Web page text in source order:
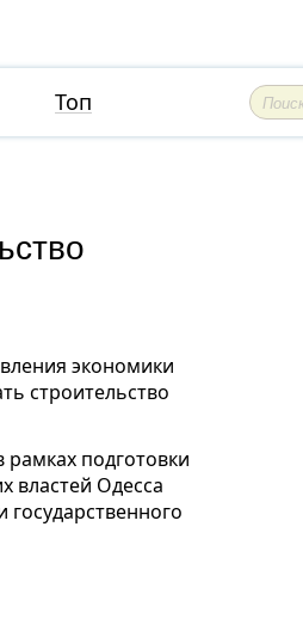
Топ
экономики
строительство
подготовки
властей Одесса